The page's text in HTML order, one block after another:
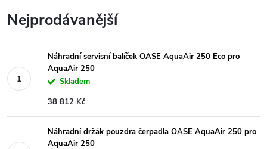
Nejprodávanější
Náhradní servisní balíček OASE AquaAir 250 Eco pro
AquaAir 250
Skladem
38 812 Kč
Náhradní držák pouzdra čerpadla OASE AquaAir 250 pro
AquaAir 250